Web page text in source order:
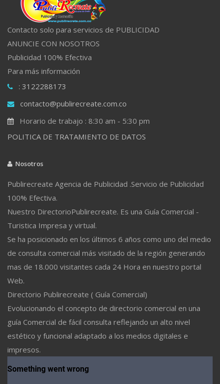
Contacto solo para servicios de PUBLICIDAD
ANUNCIE CON NOSOTROS
Publicidad 100% Efectiva
Para más información
: 3122288173
contacto@publirecreate.com.co
Horario de trabajo : 8:30 am - 5:30 pm
POLITICA DE TRATAMIENTO DE DATOS
Nosotros
Publirecreate Agencia de Publicidad .Servicio de Publicidad
100% Efectiva.
Nuestro DirectorioPublirecreate. Es una Guía Comercial -
Turistica Impresa y virtual.
Se ha posicionado en los últimos 6 años como uno del medio
de consulta comercial más visitado de la región generando
mas de 18.000 visitantes cada 24 Hora en nuestro portal
Web.
Directorio Publirecreate ( Guía Comercial)
Evolucionando el concepto de directorio comercial en una
guía Comercial de fácil consulta reflejando un alto nivel
estético y funcional adaptado a los medios digitales e
impresos.